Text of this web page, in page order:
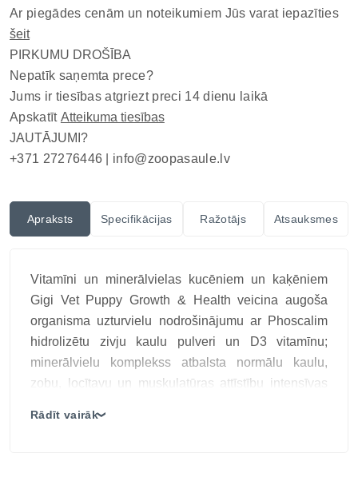
Ar piegādes cenām un noteikumiem Jūs varat iepazīties
šeit
PIRKUMU DROŠĪBA
Nepatīk saņemta prece?
Jums ir tiesības atgriezt preci 14 dienu laikā
Apskatīt Atteikuma tiesības
JAUTĀJUMI?
+371 27276446 | info@zoopasaule.lv
Apraksts Specifikācijas Ražotājs Atsauksmes
Vitamīni un minerālvielas kucēniem un kaķēniem
Gigi Vet Puppy Growth & Health veicina augoša
organisma uzturvielu nodrošinājumu ar Phoscalim
hidrolizētu zivju kaulu pulveri un D3 vitamīnu;
minerālvielu komplekss atbalsta normālu kaulu,
zobu, locītavu un muskulatūras attīstību intensīvas
Rādīt vairāk❯